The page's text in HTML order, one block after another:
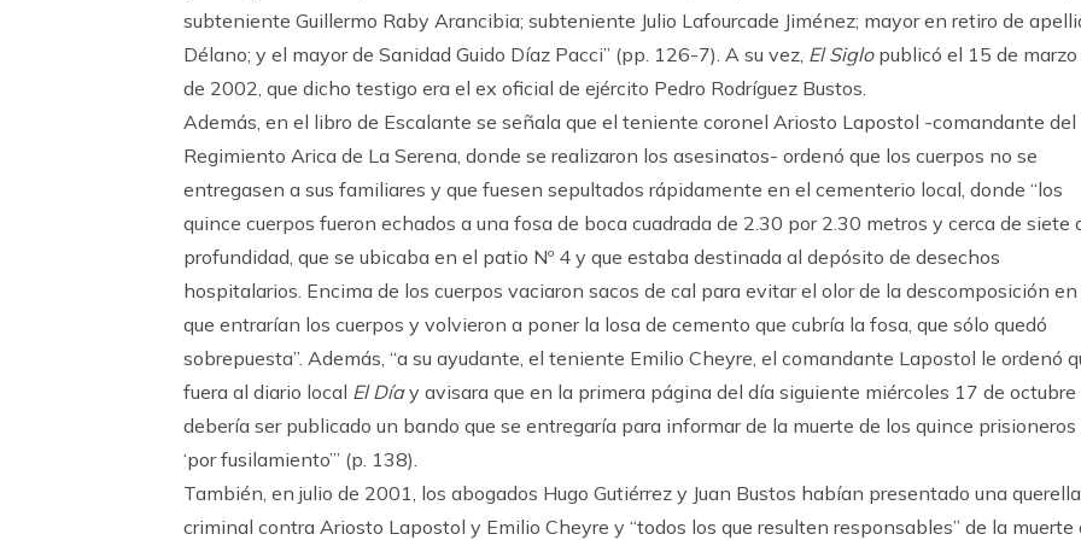
subteniente Guillermo Raby Arancibia; subteniente Julio Lafourcade Jiménez; mayor en retiro de
Délano; y el mayor de Sanidad Guido Díaz Pacci” (pp. 126-7). A su vez, El Siglopublicó el 15 de marzo
de 2002, que dicho testigo era el ex oficial de ejército Pedro Rodríguez Bustos.
Además, en el libro de Escalante se señala que el teniente coronel Ariosto Lapostol -comandante del
Regimiento Arica de La Serena, donde se realizaron los asesinatos- ordenó que los cuerpos no se
entregasen a sus familiares y que fuesen sepultados rápidamente en el cementerio local, donde “los
quince cuerpos fueron echados a una fosa de boca cuadrada de 2.30 por 2.30 metros y cerca de siete
profundidad, que se ubicaba en el patio Nº 4 y que estaba destinada al depósito de desechos
hospitalarios. Encima de los cuerpos vaciaron sacos de cal para evitar el olor de la descomposición en
que entrarían los cuerpos y volvieron a poner la losa de cemento que cubría la fosa, que sólo quedó
sobrepuesta”. Además, “a su ayudante, el teniente Emilio Cheyre, el comandante Lapostol le ordenó
fuera al diario local El Díay avisara que en la primera página del día siguiente miércoles 17 de octubre
debería ser publicado un bando que se entregaría para informar de la muerte de los quince prisioneros
‘por fusilamiento’” (p. 138).
También, en julio de 2001, los abogados Hugo Gutiérrez y Juan Bustos habían presentado una querella
criminal contra Ariosto Lapostol y Emilio Cheyre y “todos los que resulten responsables” de la muerte